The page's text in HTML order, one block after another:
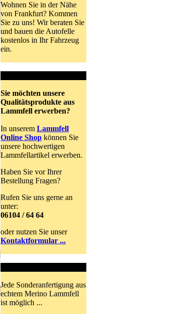
Wohnen Sie in der Nähe
von Frankfurt? Kommen
Sie zu uns! Wir beraten Sie
und bauen die Autofelle
kostenlos in Ihr Fahrzeug
ein.
Sie möchten unsere
Qualitätsprodukte aus
Lammfell erwerben?
In unserem Lammfell
Online Shop können Sie
unsere hochwertigen
Lammfellartikel erwerben.
Haben Sie vor Ihrer
Bestellung Fragen?
Rufen Sie uns gerne an
unter:
06104 / 64 64
oder nutzen Sie unser
Kontaktformular ...
Jede Sonderanfertigung aus
echtem Merino Lammfell
ist möglich ...